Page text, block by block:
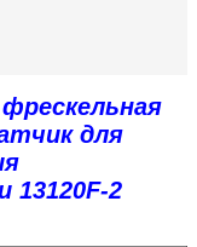
для
13120F-2